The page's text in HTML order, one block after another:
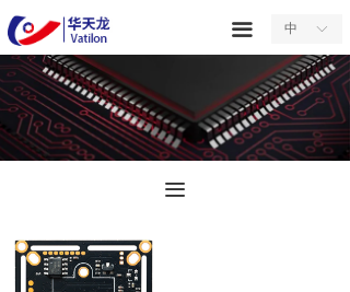
끀
首页
关于我们
产品中心
合作中心
ꀅ
中
끀